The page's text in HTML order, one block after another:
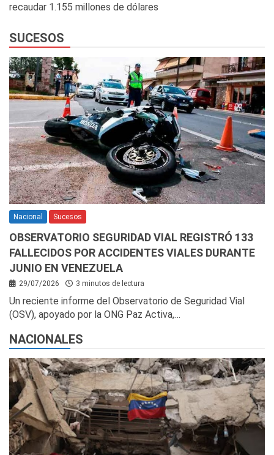
recaudar 1.155 millones de dólares
SUCESOS
Nacional Sucesos
OBSERVATORIO SEGURIDAD VIAL REGISTRÓ 133
FALLECIDOS POR ACCIDENTES VIALES DURANTE
JUNIO EN VENEZUELA
29/07/2026 3 minutos de lectura
Un reciente informe del Observatorio de Seguridad Vial
(OSV), apoyado por la ONG Paz Activa,…
NACIONALES